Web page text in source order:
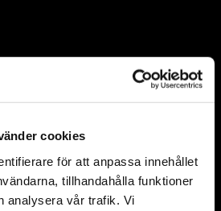
cookies
för att anpassa innehållet
tillhandahålla funktioner
analysera vår trafik. Vi